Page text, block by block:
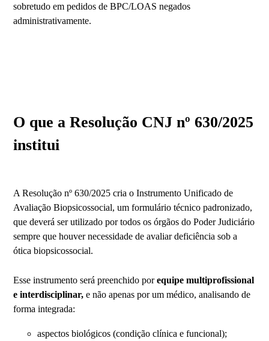
sobretudo em pedidos de BPC/LOAS negados
administrativamente.
O que a Resolução CNJ nº 630/2025
institui
A Resolução nº 630/2025 cria o Instrumento Unificado de
Avaliação Biopsicossocial, um formulário técnico padronizado,
que deverá ser utilizado por todos os órgãos do Poder Judiciário
sempre que houver necessidade de avaliar deficiência sob a
ótica biopsicossocial.
Esse instrumento será preenchido porequipe multiprofissional
e interdisciplinar, e não apenas por um médico, analisando de
forma integrada:
aspectos biológicos (condição clínica e funcional);